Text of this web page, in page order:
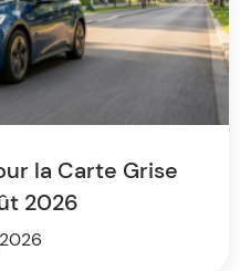
la Carte Grise
2026